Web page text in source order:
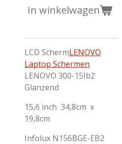
In winkelwagen
LCD SchermLENOVO
Laptop Schermen
LENOVO 300-15Ib2
Glanzend
15,6 inch 34,8cm x
19,8cm
Infolux N156BGE-EB2